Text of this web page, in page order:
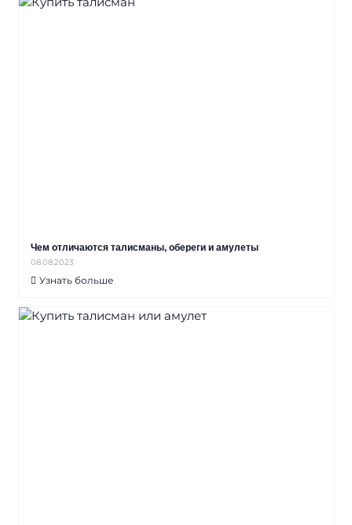
Чем отличаются талисманы, обереги и амулеты
08.08.2023
Узнать больше